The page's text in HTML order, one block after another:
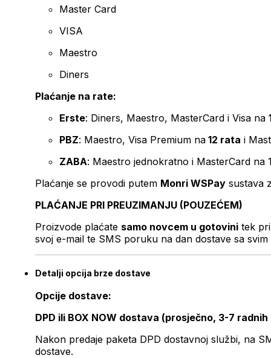
Master Card
VISA
Maestro
Diners
Plaćanje na rate:
Erste: Diners, Maestro, MasterCard i Visa na
PBZ: Maestro, Visa Premium na 12 rata i
ZABA: Maestro jednokratno i MasterCard na
Plaćanje se provodi putem Monri WSPay sustava
PLAĆANJE PRI PREUZIMANJU (POUZEĆEM)
Proizvode plaćate samo novcem u gotovini tek
svoj e-mail te SMS poruku na dan dostave sa svim
Detalji opcija brze dostave
Opcije dostave:
DPD ili BOX NOW dostava (prosječno, 3-7 radnih
Nakon predaje paketa DPD dostavnoj službi, na
dostave.